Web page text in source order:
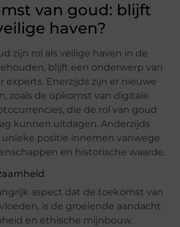
van goud: blijft
haven?
zijn rol als veilige haven in de
blijft een onderwerp van
experts. Enerzijds zijn er nieuwe
zoals de opkomst van digitale
die de rol van goud
kunnen uitdagen. Anderzijds
positie innemen vanwege
en historische waarde.
aspect dat de toekomst van
is de groeiende aandacht
en ethische mijnbouw.